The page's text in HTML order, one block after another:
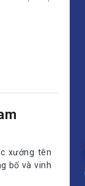
xướng tên
bố và vinh